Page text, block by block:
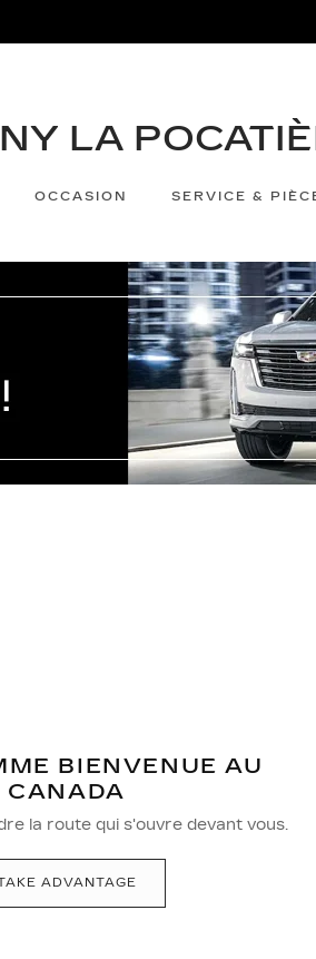
OCCASION SERVICE &
BIENVENUE AU
CANADA
la route qui s'ouvre devant vous.
ADVANTAGE